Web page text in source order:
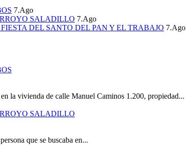
7.Ago
SALADILLO 7.Ago
DEL SANTO DEL PAN Y EL TRABAJO 7.Ago
la vivienda de calle Manuel Caminos 1.200, propiedad...
SALADILLO
que se buscaba en...